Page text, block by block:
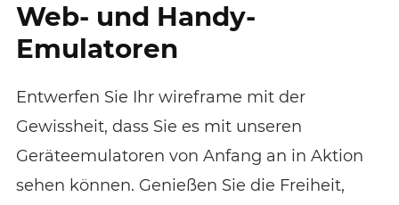
Web- und Handy-
Emulatoren
Entwerfen Sie Ihr wireframe mit der
Gewissheit, dass Sie es mit unseren
Geräteemulatoren von Anfang an in Aktion
sehen können. Genießen Sie die Freiheit,